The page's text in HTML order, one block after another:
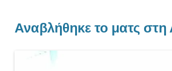
Αναβλήθηκε το ματς